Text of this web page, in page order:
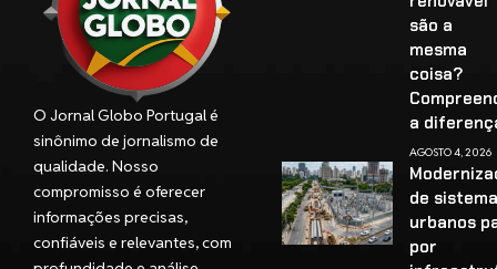
O Jornal Globo Portugal é
sinônimo de jornalismo de
qualidade. Nosso
compromisso é oferecer
informações precisas,
confiáveis e relevantes, com
são a
mesma
coisa?
a
AGOSTO 4, 2026
de
urbanos
por